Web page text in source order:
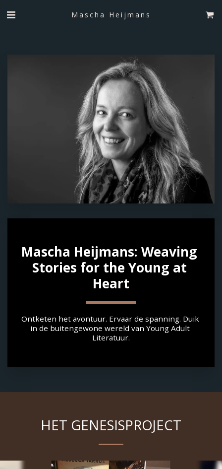
Mascha Heijmans
Mascha Heijmans: Weaving
Stories for the Young at
Heart
Ontketen het avontuur. Ervaar de spanning. Duik
in de buitengewone wereld van Young Adult
Literatuur.
HET GENESISPROJECT